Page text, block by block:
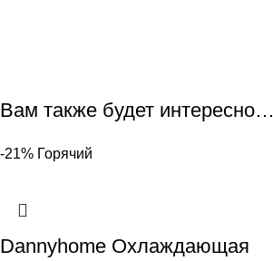
Вам также будет интересно…
-21% Горячий
Dannyhome Охлаждающая